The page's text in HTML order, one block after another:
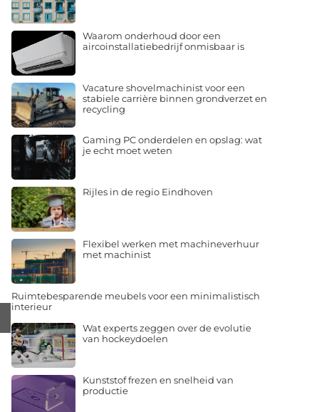
Waarom onderhoud door een
aircoinstallatiebedrijf onmisbaar is
Vacature shovelmachinist voor een
stabiele carrière binnen grondverzet en
recycling
Gaming PC onderdelen en opslag: wat
je echt moet weten
Rijles in de regio Eindhoven
Flexibel werken met machineverhuur
met machinist
Ruimtebesparende meubels voor een minimalistisch
interieur
Wat experts zeggen over de evolutie
van hockeydoelen
Kunststof frezen en snelheid van
productie